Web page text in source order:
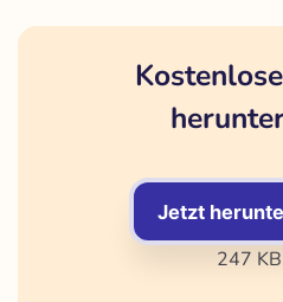
Jetzt
247 KB